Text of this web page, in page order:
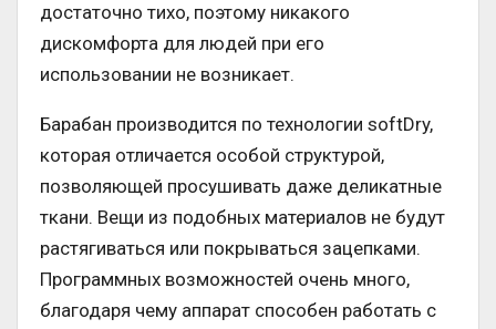
достаточно тихо, поэтому никакого
дискомфорта для людей при его
использовании не возникает.
Барабан производится по технологии softDry,
которая отличается особой структурой,
позволяющей просушивать даже деликатные
ткани. Вещи из подобных материалов не будут
растягиваться или покрываться зацепками.
Программных возможностей очень много,
благодаря чему аппарат способен работать с